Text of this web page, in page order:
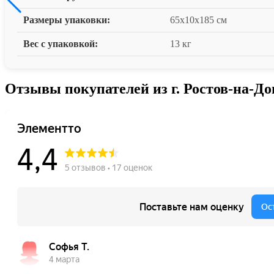
Размеры упаковки: 65x10x185 см
Вес с упаковкой: 13 кг
Отзывы покупателей из г. Ростов-на-